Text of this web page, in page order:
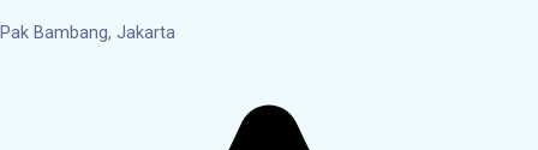
Pak Bambang, Jakarta